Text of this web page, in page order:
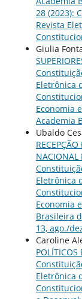
28 (2023):
Revista
Giulia
Eletrônica
Economia
Academia
Ubaldo
NACIONAL
Eletrônica
Economia
Brasileira
13, ago./
Caroline
Eletrônica